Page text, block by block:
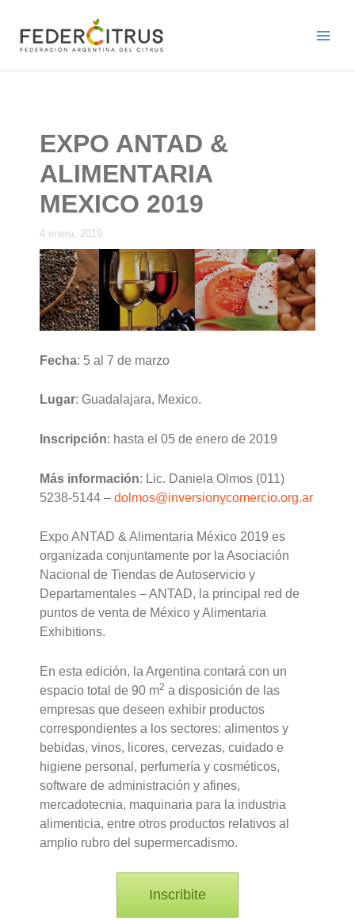
contenido
EXPO ANTAD &
ALIMENTARIA
MEXICO 2019
4 enero, 2019
Fecha: 5 al 7 de marzo
Lugar: Guadalajara, Mexico.
Inscripción: hasta el 05 de enero de 2019
Más información: Lic. Daniela Olmos (011)
5238-5144 –dolmos@inversionycomercio.org.ar
Expo ANTAD & Alimentaria México 2019 es
organizada conjuntamente por la Asociación
Nacional de Tiendas de Autoservicio y
Departamentales – ANTAD, la principal red de
puntos de venta de México y Alimentaria
Exhibitions.
En esta edición, la Argentina contará con un
espacio total de 90 m2 a disposición de las
empresas que deseen exhibir productos
correspondientes a los sectores: alimentos y
bebidas, vinos, licores, cervezas, cuidado e
higiene personal, perfumería y cosméticos,
software de administración y afines,
mercadotecnia, maquinaria para la industria
alimenticia, entre otros productos relativos al
amplio rubro del supermercadismo.
Inscribite